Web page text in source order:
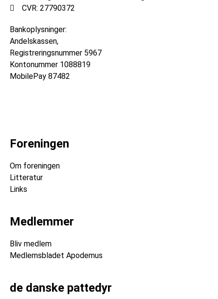
CVR: 27790372
Bankoplysninger:
Andelskassen,
Registreringsnummer 5967
Kontonummer 1088819
MobilePay 87482
Foreningen
Om foreningen
Litteratur
Links
Medlemmer
Bliv medlem
Medlemsbladet Apodemus
de danske pattedyr